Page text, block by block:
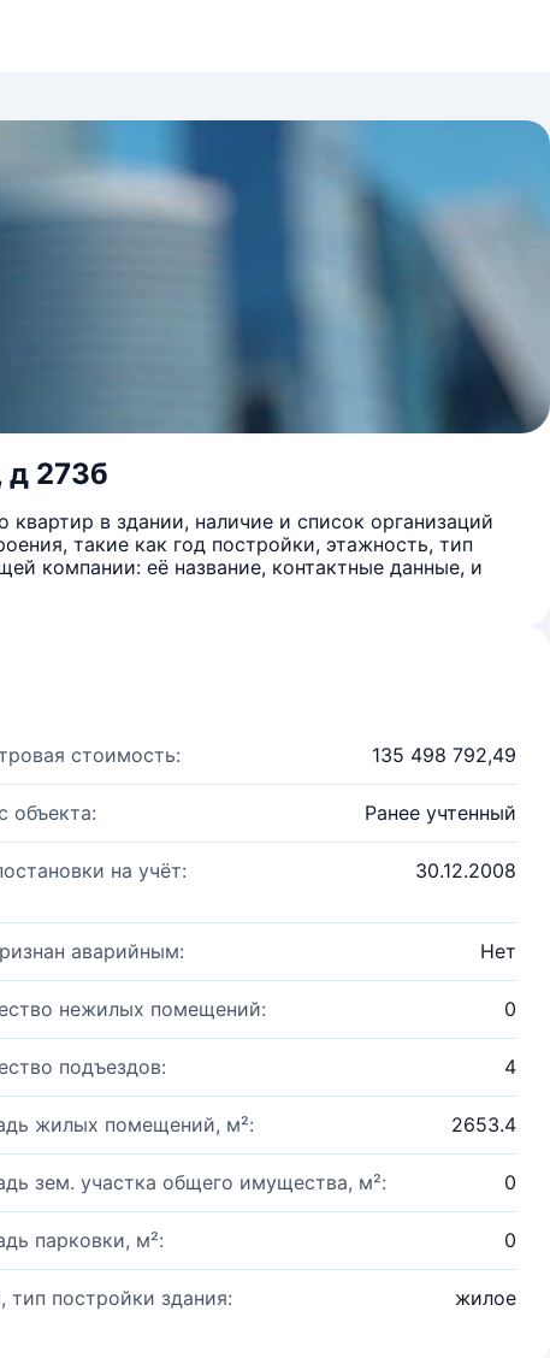
д 273б
в здании, наличие и список организаций
такие как год постройки, этажность, тип
компании: её название, контактные данные, и
стоимость: 135 498 792,49
объекта: Ранее учтенный
на учёт: 30.12.2008
аварийным: Нет
нежилых помещений: 0
подъездов: 4
жилых помещений, м²: 2653.4
зем. участка общего имущества, м²: 0
парковки, м²: 0
тип постройки здания: жилое